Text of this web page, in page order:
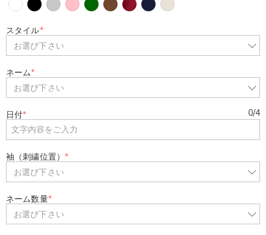
スタイル*
お選び下さい
ネーム*
お選び下さい
日付* 0/4
袖（刺繍位置） *
お選び下さい
ネーム数量*
お選び下さい